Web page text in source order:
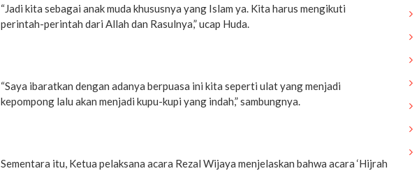
“Jadi kita sebagai anak muda khususnya yang Islam ya. Kita harus mengikuti
perintah-perintah dari Allah dan Rasulnya,” ucap Huda.
“Saya ibaratkan dengan adanya berpuasa ini kita seperti ulat yang menjadi
kepompong lalu akan menjadi kupu-kupi yang indah,” sambungnya.
Sementara itu, Ketua pelaksana acara Rezal Wijaya menjelaskan bahwa acara ‘Hijrah